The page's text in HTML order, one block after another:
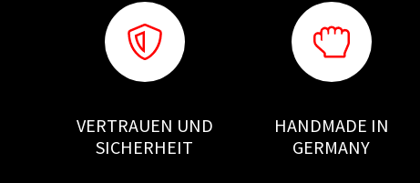
VERTRAUEN UND
SICHERHEIT
HANDMADE IN
GERMANY